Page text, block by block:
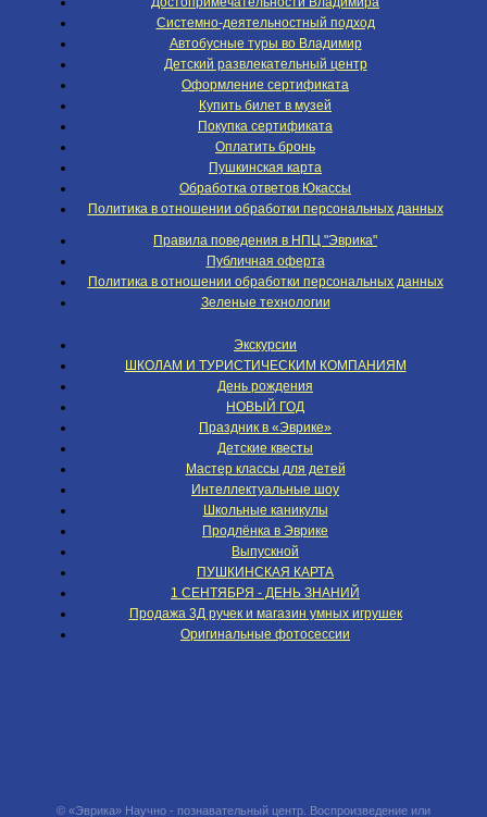
Системно-деятельностный подход
Автобусные туры во Владимир
Детский развлекательный центр
Оформление сертификата
Купить билет в музей
Покупка сертификата
Оплатить бронь
Пушкинская карта
Обработка ответов Юкассы
Политика в отношении обработки персональных данных
Правила поведения в НПЦ "Эврика"
Публичная оферта
Политика в отношении обработки персональных данных
Зеленые технологии
Экскурсии
ШКОЛАМ И ТУРИСТИЧЕСКИМ КОМПАНИЯМ
День рождения
НОВЫЙ ГОД
Праздник в «Эврике»
Детские квесты
Мастер классы для детей
Интеллектуальные шоу
Школьные каникулы
Продлёнка в Эврике
Выпускной
ПУШКИНСКАЯ КАРТА
1 СЕНТЯБРЯ - ДЕНЬ ЗНАНИЙ
Продажа 3Д ручек и магазин умных игрушек
Оригинальные фотосессии
© «Эврика» Научно - познавательный центр. Воспроизведение или